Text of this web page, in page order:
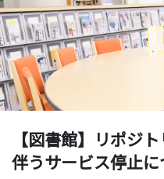
【図書館】リポジ
伴うサービス停止に